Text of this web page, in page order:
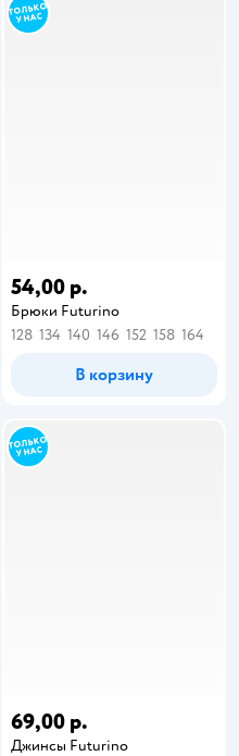
54,00 р.
Брюки Futurino
128 134 140 146 152 158 164
В корзину
69,00 р.
Джинсы Futurino